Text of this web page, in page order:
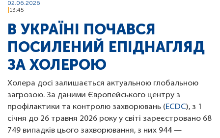
02.06.2026
13:45
В УКРАЇНІ ПОЧАВСЯ
ПОСИЛЕНИЙ ЕПІДНАГЛЯД
ЗА ХОЛЕРОЮ
Холера досі залишається актуальною глобальною
загрозою. За даними Європейського центру з
профілактики та контролю захворювань (ECDC), з 1
січня до 26 травня 2026 року у світі зареєстровано 68
749 випадків цього захворювання, з них 944 —